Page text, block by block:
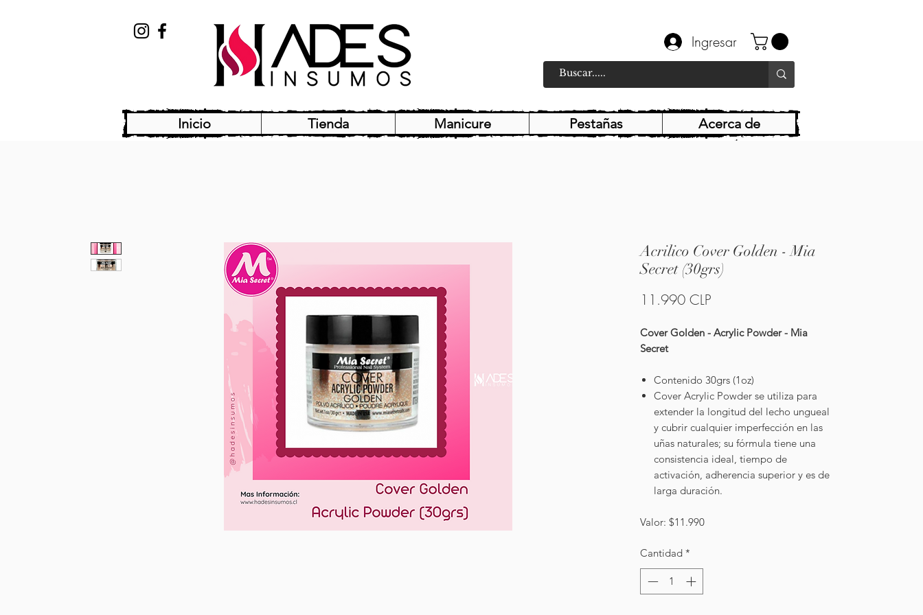
Ingresar
Inicio Tienda Manicure Pestañas Acerca de
Acrilico Cover Golden - Mia
Secret (30grs)
11.990 CLPPrecio
Cover Golden - Acrylic Powder - Mia
Secret
Contenido 30grs (1oz)
Cover Acrylic Powder se utiliza para
extender la longitud del lecho ungueal
y cubrir cualquier imperfección en las
uñas naturales; su fórmula tiene una
consistencia ideal, tiempo de
activación, adherencia superior y es de
larga duración.
Valor: $11.990
Cantidad *